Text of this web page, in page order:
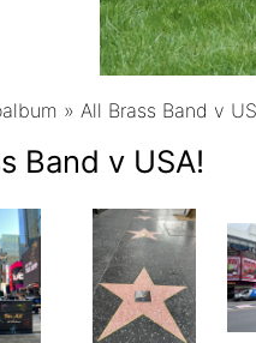
» All Brass Band v
Band v USA!